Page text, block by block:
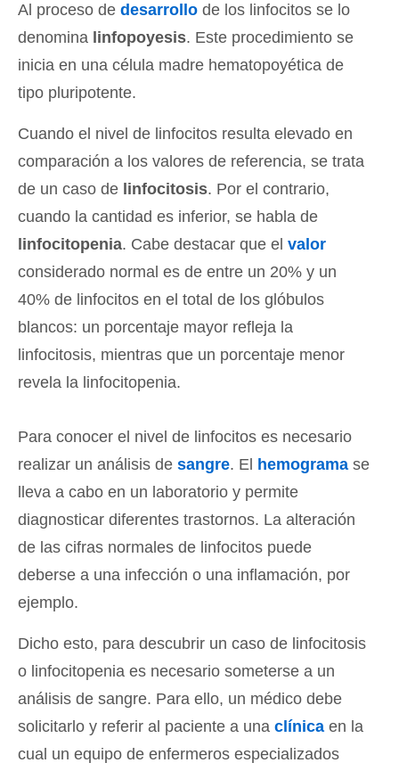
Al proceso de desarrollo de los linfocitos se lo
denomina linfopoyesis. Este procedimiento se
inicia en una célula madre hematopoyética de
tipo pluripotente.
Cuando el nivel de linfocitos resulta elevado en
comparación a los valores de referencia, se trata
de un caso de linfocitosis. Por el contrario,
cuando la cantidad es inferior, se habla de
linfocitopenia. Cabe destacar que el valor
considerado normal es de entre un 20% y un
40% de linfocitos en el total de los glóbulos
blancos: un porcentaje mayor refleja la
linfocitosis, mientras que un porcentaje menor
revela la linfocitopenia.
Para conocer el nivel de linfocitos es necesario
realizar un análisis de sangre. El hemograma se
lleva a cabo en un laboratorio y permite
diagnosticar diferentes trastornos. La alteración
de las cifras normales de linfocitos puede
deberse a una infección o una inflamación, por
ejemplo.
Dicho esto, para descubrir un caso de linfocitosis
o linfocitopenia es necesario someterse a un
análisis de sangre. Para ello, un médico debe
solicitarlo y referir al paciente a una clínica en la
cual un equipo de enfermeros especializados